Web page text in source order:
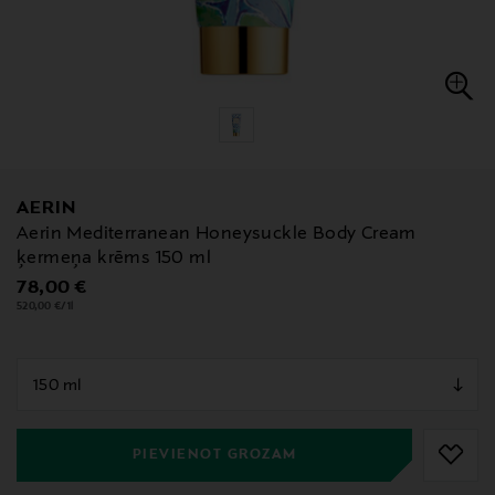
AERIN
Aerin Mediterranean Honeysuckle Body Cream
ķermeņa krēms 150 ml
Original Price
78,00 €
520,00 €/1l
PIEVIENOT GROZAM